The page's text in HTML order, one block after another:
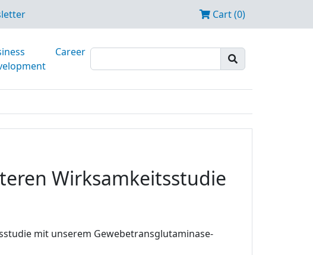
Cart (0)
Career
Wirksamkeitsstudie
mit unserem Gewebetransglutaminase-